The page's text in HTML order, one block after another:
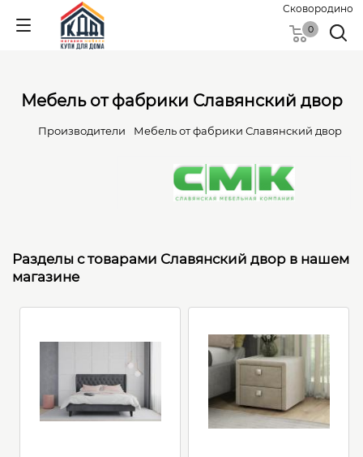
Сковородино
0
Мебель от фабрики Славянский двор
Производители Мебель от фабрики Славянский двор
Разделы с товарами Славянский двор в нашем
магазине